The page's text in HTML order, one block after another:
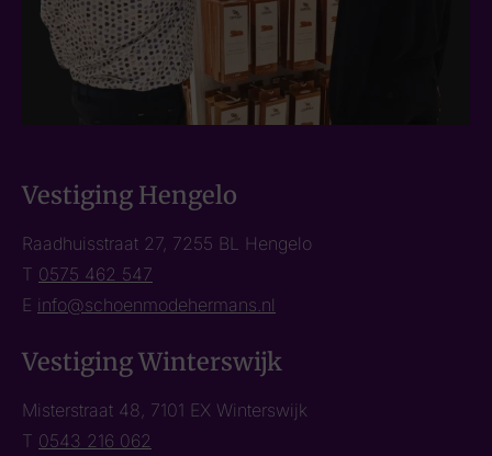
Vestiging Hengelo
Raadhuisstraat 27, 7255 BL Hengelo
T 0575 462 547
E info@schoenmodehermans.nl
Vestiging Winterswijk
Misterstraat 48, 7101 EX Winterswijk
T 0543 216 062